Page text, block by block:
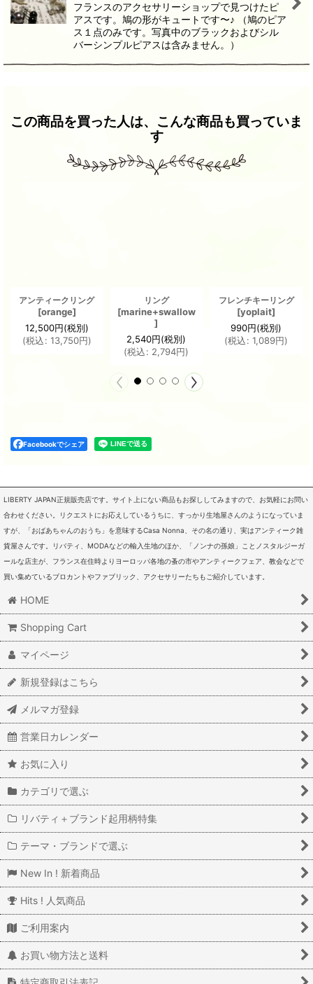
フランスのアクセサリーショップで見つけたピ
アスです。鳩の形がキュートです〜♪ （鳩のピア
ス１点のみです。写真中のブラックおよびシル
バーシンプルピアスは含みません。）
この商品を買った人は、こんな商品も買っていま
す
アンティークリング
[orange]
12,500円(税別)
(税込: 13,750円)
リング
[marine+swallow
]
2,540円(税別)
(税込: 2,794円)
フレンチキーリング
[yoplait]
990円(税別)
(税込: 1,089円)
Facebookでシェア
LIBERTY JAPAN正規販売店です。サイト上にない商品もお探ししてみますので、お気軽にお問い
合わせください。リクエストにお応えしているうちに、すっかり生地屋さんのようになっていま
すが、「おばあちゃんのおうち」を意味するCasa Nonna、その名の通り、実はアンティーク雑
貨屋さんです。リバティ、MODAなどの輸入生地のほか、「ノンナの孫娘」ことノスタルジーガ
ールな店主が、フランス在住時よりヨーロッパ各地の蚤の市やアンティークフェア、教会などで
買い集めているブロカントやファブリック、アクセサリーたちもご紹介しています。
HOME
Shopping Cart
マイページ
新規登録はこちら
メルマガ登録
営業日カレンダー
お気に入り
カテゴリで選ぶ
リバティ＋ブランド起用柄特集
テーマ・ブランドで選ぶ
New In ! 新着商品
Hits ! 人気商品
ご利用案内
お買い物方法と送料